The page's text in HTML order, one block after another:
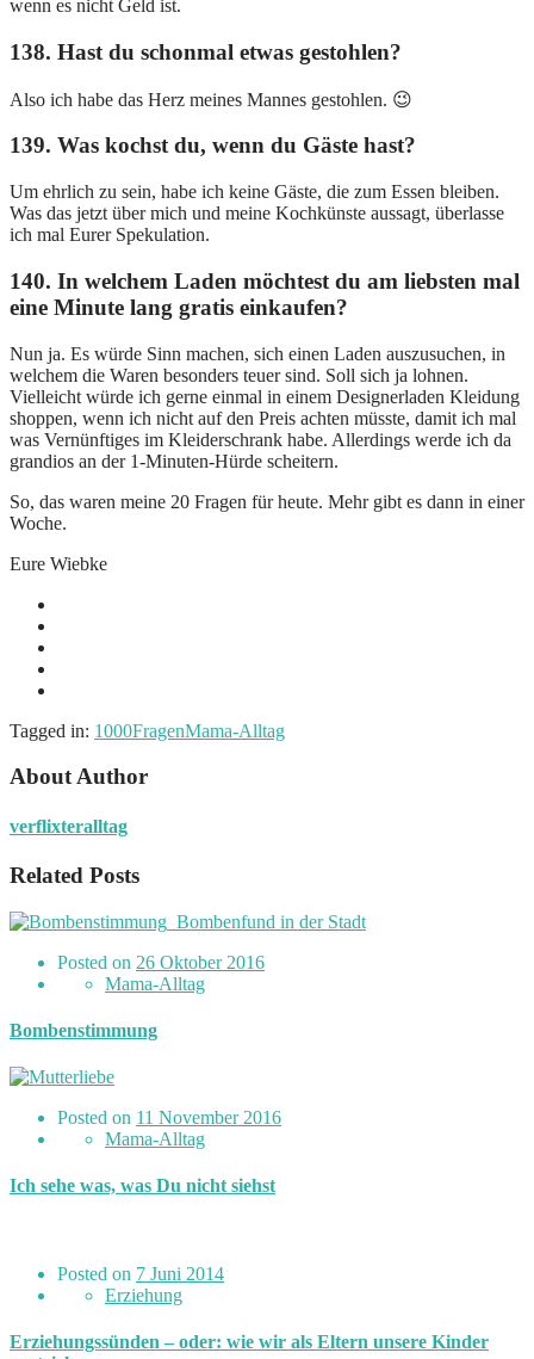
wenn es nicht Geld ist.
138. Hast du schonmal etwas gestohlen?
Also ich habe das Herz meines Mannes gestohlen. 😉
139. Was kochst du, wenn du Gäste hast?
Um ehrlich zu sein, habe ich keine Gäste, die zum Essen bleiben.
Was das jetzt über mich und meine Kochkünste aussagt, überlasse
ich mal Eurer Spekulation.
140. In welchem Laden möchtest du am liebsten mal
eine Minute lang gratis einkaufen?
Nun ja. Es würde Sinn machen, sich einen Laden auszusuchen, in
welchem die Waren besonders teuer sind. Soll sich ja lohnen.
Vielleicht würde ich gerne einmal in einem Designerladen Kleidung
shoppen, wenn ich nicht auf den Preis achten müsste, damit ich mal
was Vernünftiges im Kleiderschrank habe. Allerdings werde ich da
grandios an der 1-Minuten-Hürde scheitern.
So, das waren meine 20 Fragen für heute. Mehr gibt es dann in einer
Woche.
Eure Wiebke
Tagged in: 1000FragenMama-Alltag
About Author
verflixteralltag
Related Posts
Posted on 26 Oktober 2016
Mama-Alltag
Bombenstimmung
Posted on 11 November 2016
Mama-Alltag
Ich sehe was, was Du nicht siehst
Posted on 7 Juni 2014
Erziehung
Erziehungssünden – oder: wie wir als Eltern unsere Kinder